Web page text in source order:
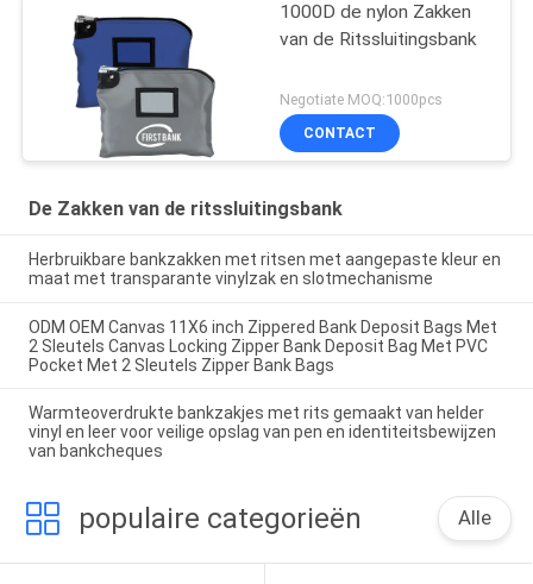
1000D de nylon Zakken
van de Ritssluitingsbank
Negotiate MOQ:1000pcs
CONTACT
De Zakken van de ritssluitingsbank
Herbruikbare bankzakken met ritsen met aangepaste kleur en
maat met transparante vinylzak en slotmechanisme
ODM OEM Canvas 11X6 inch Zippered Bank Deposit Bags Met
2 Sleutels Canvas Locking Zipper Bank Deposit Bag Met PVC
Pocket Met 2 Sleutels Zipper Bank Bags
Warmteoverdrukte bankzakjes met rits gemaakt van helder
vinyl en leer voor veilige opslag van pen en identiteitsbewijzen
van bankcheques
populaire categorieën Alle